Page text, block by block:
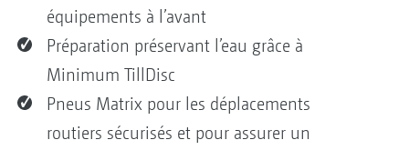
équipements à l’avant
Préparation préservant l’eau grâce à
Minimum TillDisc
Pneus Matrix pour les déplacements
routiers sécurisés et pour assurer un